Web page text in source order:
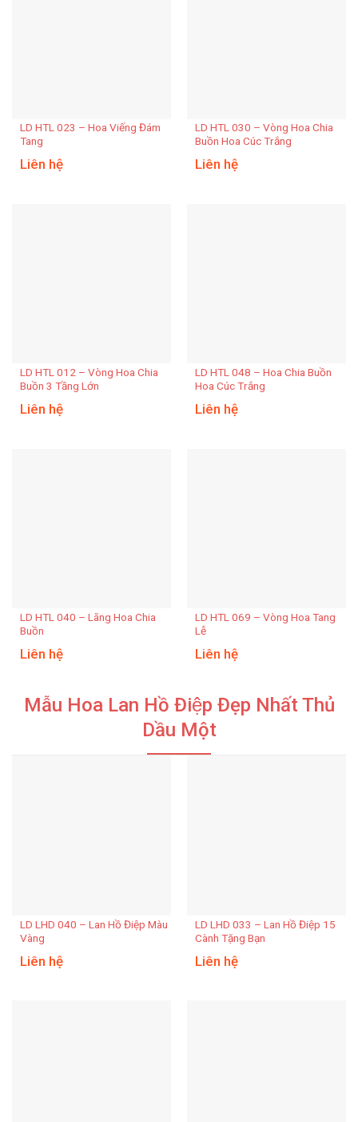
LD HTL 023 – Hoa Viếng Đám
Tang
Liên hệ
LD HTL 030 – Vòng Hoa Chia
Buồn Hoa Cúc Trắng
Liên hệ
LD HTL 012 – Vòng Hoa Chia
Buồn 3 Tầng Lớn
Liên hệ
LD HTL 048 – Hoa Chia Buồn
Hoa Cúc Trắng
Liên hệ
LD HTL 040 – Lãng Hoa Chia
Buồn
Liên hệ
LD HTL 069 – Vòng Hoa Tang
Lễ
Liên hệ
Mẫu Hoa Lan Hồ Điệp Đẹp Nhất Thủ
Dầu Một
LD LHD 040 – Lan Hồ Điệp Màu
Vàng
Liên hệ
LD LHD 033 – Lan Hồ Điệp 15
Cành Tặng Bạn
Liên hệ